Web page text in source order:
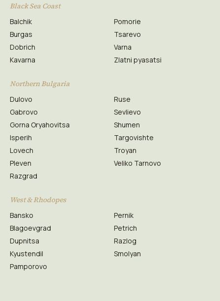
Black Sea Coast
Balchik
Burgas
Dobrich
Kavarna
Pomorie
Tsarevo
Varna
Zlatni pyasatsi
Northern Bulgaria
Dulovo
Gabrovo
Gorna Oryahovitsa
Isperih
Lovech
Pleven
Razgrad
Ruse
Sevlievo
Shumen
Targovishte
Troyan
Veliko Tarnovo
West & Rhodopes
Bansko
Blagoevgrad
Dupnitsa
Kyustendil
Pamporovo
Pernik
Petrich
Razlog
Smolyan